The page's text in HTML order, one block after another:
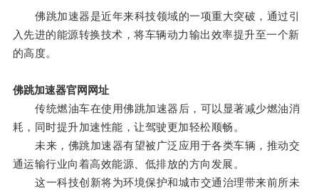
佛跳加速器是近年来科技领域的一项重大突破，通过引
入先进的能源转换技术，将车辆动力输出效率提升至一个新
的高度。
佛跳加速器官网网址
传统燃油车在使用佛跳加速器后，可以显著减少燃油消
耗，同时提升加速性能，让驾驶更加轻松顺畅。
未来，佛跳加速器有望被广泛应用于各类车辆，推动交
通运输行业向着高效能源、低排放的方向发展。
这一科技创新将为环境保护和城市交通治理带来前所未